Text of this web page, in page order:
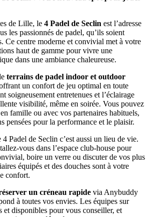
de Lille, le 4 Padel de Seclin est l’adresse
les passionnés de padel, qu’ils soient
Ce centre moderne et convivial met à votre
haut de gamme pour vivre une
dans une ambiance chaleureuse.
terrains de padel indoor et outdoor
un confort de jeu optimal en toute
soigneusement entretenues et l’éclairage
visibilité, même en soirée. Vous pouvez
famille ou avec vos partenaires habituels,
pensées pour la performance et le plaisir.
Padel de Seclin c’est aussi un lieu de vie.
vous dans l’espace club-house pour
boire un verre ou discuter de vos plus
équipés et des douches sont à votre
confort.
un créneau rapide via Anybuddy
à toutes vos envies. Les équipes sur
et disponibles pour vous conseiller, et